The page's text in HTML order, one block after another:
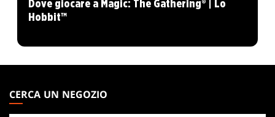
Dove giocare a Magic: The Gathering® | Lo
Hobbit™
THE
GATHERING
CERCA UN NEGOZIO